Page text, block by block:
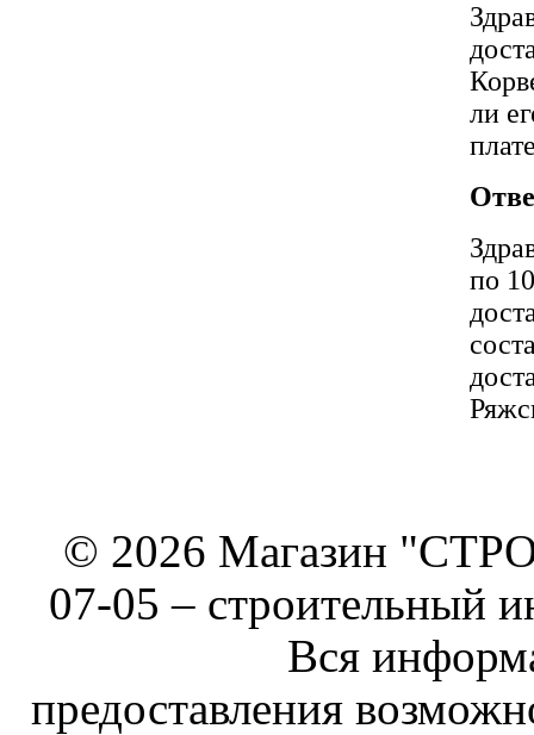
ли
по
© 2026 Магазин
07-05 – строительный
Вся
предоставления